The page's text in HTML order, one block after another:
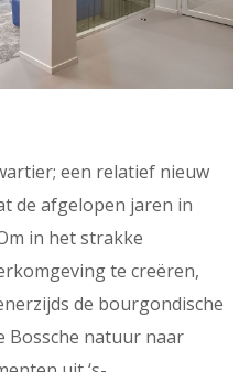
een relatief nieuw
de afgelopen jaren in
in het strakke
te creë­ren,
de bourgondische
Bossche natuur naar